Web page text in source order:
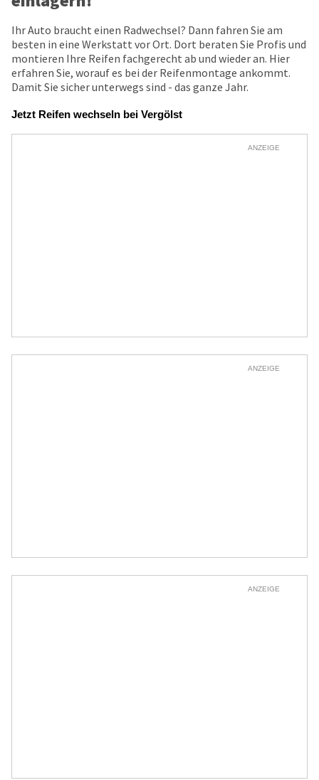
Ihr Auto braucht einen Radwechsel? Dann fahren Sie am
besten in eine Werkstatt vor Ort. Dort beraten Sie Profis und
montieren Ihre Reifen fachgerecht ab und wieder an. Hier
erfahren Sie, worauf es bei der Reifenmontage ankommt.
Damit Sie sicher unterwegs sind - das ganze Jahr.
Jetzt Reifen wechseln bei Vergölst
ANZEIGE
ANZEIGE
ANZEIGE